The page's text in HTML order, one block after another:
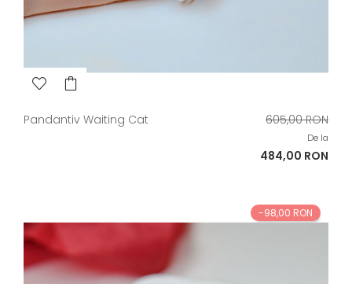
Pandantiv Waiting Cat
Pret
baza
605,00 RON
De la
Pret
484,00 RON
-98,00 RON